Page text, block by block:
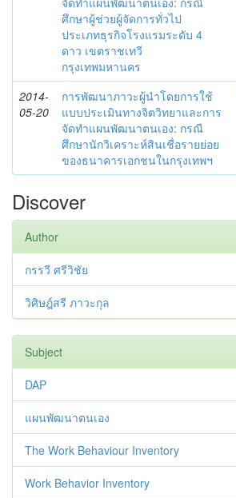
ศึกษาผู้ช่วยผู้จัดการทั่วไป
ประเภทธุรกิจโรงแรมระดับ 4
ดาว เขตราชเทวี
กรุงเทพมหานคร
2014-
05-20
การพัฒนาภาวะผู้นำโดยการใช้
แบบประเมินทางจิตวิทยาและการ
จัดทำแผนพัฒนาตนเอง: กรณี
ศึกษานักวิเคราะห์สินเชื่อรายย่อย
ของธนาคารเอกชนในกรุงเทพฯ
Discover
Author
กรรวี ศรีวิชัย
วิศิษฎ์สรี ภาวะกุล
Subject
DAP
แผนพัฒนาตนเอง
The Work Behaviour Inventory
Work Behavior Inventory